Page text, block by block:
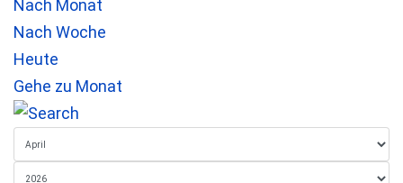
Nach Monat
Nach Woche
Heute
Gehe zu Monat